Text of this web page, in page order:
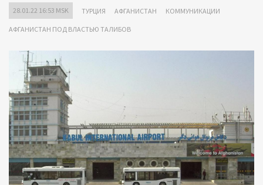
28.01.22 16:53 MSK ТУРЦИЯ АФГАНИСТАН КОММУНИКАЦИИ
АФГАНИСТАН ПОД ВЛАСТЬЮ ТАЛИБОВ